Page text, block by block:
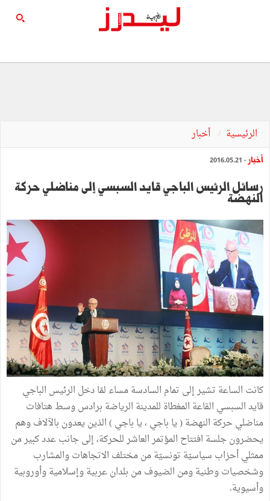
الرئيسية أخبار
أخبار - 2016.05.21
رسائل الرئيس الباجي قايد السبسي إلى مناضلي حركة
النهضة
كانت الساعة تشير إلى تمام السادسة مساء لمّا دخل الرئيس الباجي
قايد السبسي القاعة المغطاة للمدينة الرياضة برادس وسط هتافات
مناضلي حركة النهضة ( يا باجي ، يا باجي ) الذين يعدون بالآلاف وهم
يحضرون جلسة افتتاح المؤتمر العاشر للحركة، إلى جانب عدد كبير من
ممثلي أحزاب سياسيّة تونسيّة من مختلف الاتجاهات والمشارب
وشخصيات وطنية ومن الضيوف من بلدان عربية وإسلامية وأوروبية
وأسيوية.